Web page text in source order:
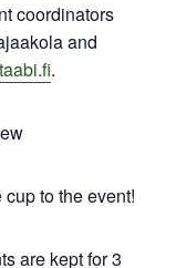
coordinators
and
.
to the event!
are kept for 3